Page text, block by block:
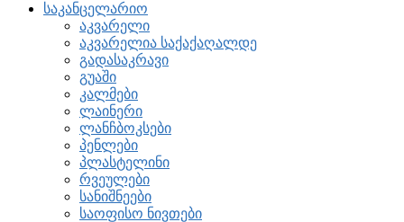
საკანცელარიო
აკვარელი
აკვარელია საქაქაღალდე
გადასაკრავი
გუაში
კალმები
ლაინერი
ლანჩბოკსები
პენლები
პლასტელინი
რვეულები
სანიშნეები
საოფისო ნივთები